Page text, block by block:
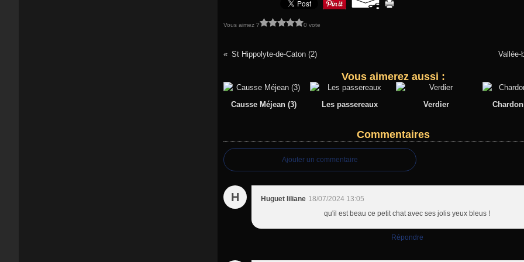
Vous aimez ? 0 vote
St Hippolyte-de-Caton (2) Vallée-
Vous aimerez aussi :
Causse Méjean (3) Les passereaux Verdier
Commentaires
Ajouter un commentaire
H Huguet liliane 18/07/2024 13:05
qu'il est beau ce petit chat avec ses jolis yeux bleus !
Répondre